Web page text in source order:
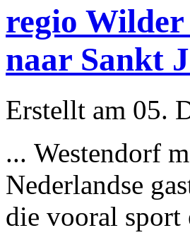
regio
naar Sankt
Erstellt am 05.
... Westendorf
Nederlandse
die vooral